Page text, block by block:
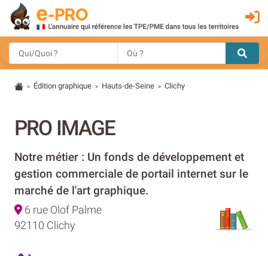
> Édition graphique > Hauts-de-Seine > Clichy
PRO IMAGE
Notre métier : Un fonds de développement et
gestion commerciale de portail internet sur le
marché de l'art graphique.
6 rue Olof Palme
92110 Clichy